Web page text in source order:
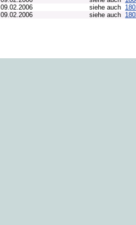
09.02.2006
siehe auch
09.02.2006
siehe auch